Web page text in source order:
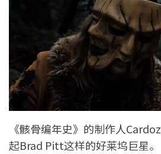
《骸骨编年史》的制作人
起Brad Pitt这样的好莱坞巨星。